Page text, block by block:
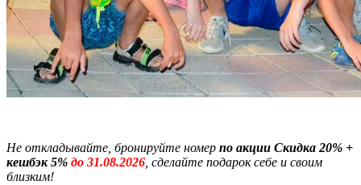
Не откладывайте, бронируйте номер по акции Скидка 20% +
кешбэк 5% до 31.08.2026 , сделайте подарок себе и своим
близким!